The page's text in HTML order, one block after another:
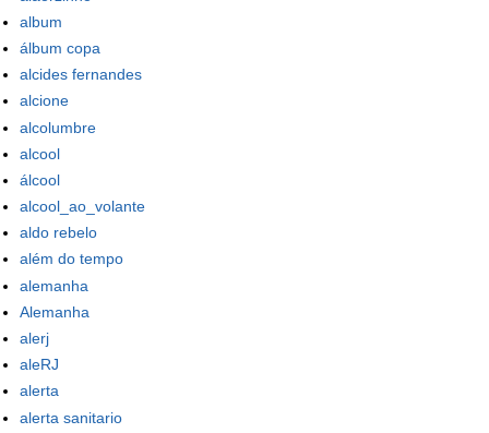
album
álbum copa
alcides fernandes
alcione
alcolumbre
alcool
álcool
alcool_ao_volante
aldo rebelo
além do tempo
alemanha
Alemanha
alerj
aleRJ
alerta
alerta sanitario